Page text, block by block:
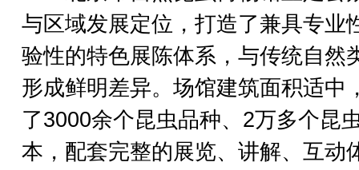
与区域发展定位，打造了兼具专业
验性的特色展陈体系，与传统自然
形成鲜明差异。场馆建筑面积适中
了3000余个昆虫品种、2万多个昆
本，配套完整的展览、讲解、互动